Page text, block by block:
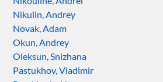
Nikulin, Andrey
Novak, Adam
Okun, Andrey
Oleksun, Snizhana
Pastukhov, Vladimir